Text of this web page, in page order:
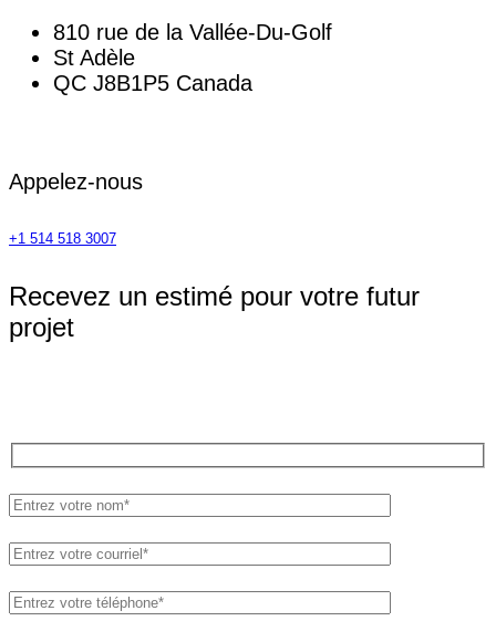
810 rue de la Vallée-Du-Golf
St Adèle
QC J8B1P5 Canada
Appelez-nous
+1 514 518 3007
Recevez un estimé pour votre futur
projet
Please leave this field empty.